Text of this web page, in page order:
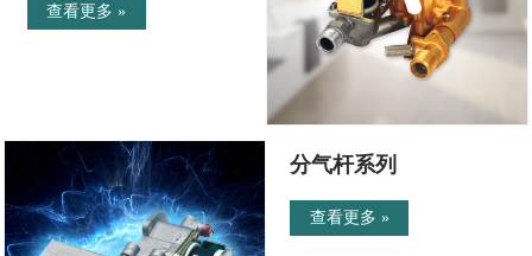
查看更多 »
分气杆系列
查看更多 »